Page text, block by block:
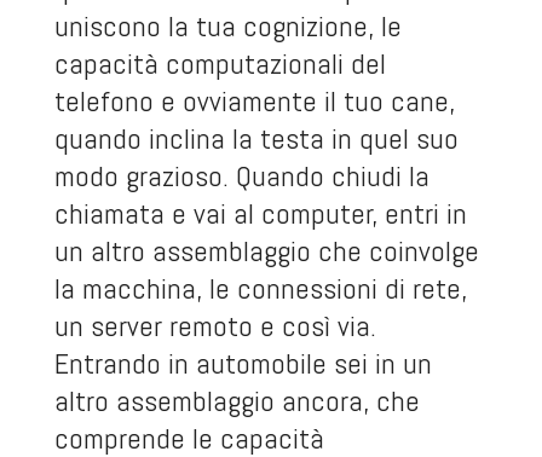
uniscono la tua cognizione, le
capacità computazionali del
telefono e ovviamente il tuo cane,
quando inclina la testa in quel suo
modo grazioso. Quando chiudi la
chiamata e vai al computer, entri in
un altro assemblaggio che coinvolge
la macchina, le connessioni di rete,
un server remoto e così via.
Entrando in automobile sei in un
altro assemblaggio ancora, che
comprende le capacità